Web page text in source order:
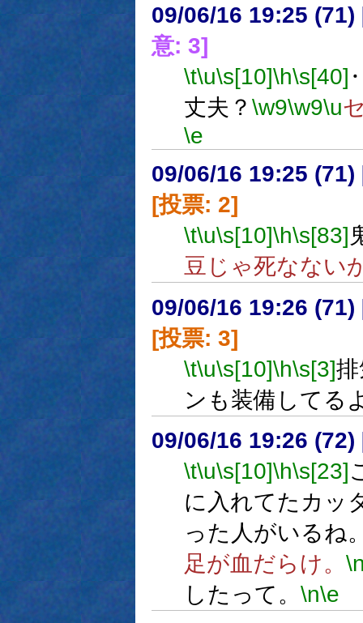
09/06/16 19:25 (71)
意: 3]
\t\u\s[10]\h\s[40]
丈夫？ \w9\w9\u
\e
09/06/16 19:25 (71)
[投票: 2]
\t\u\s[10]\h\s[83]
豆じゃ死なない
09/06/16 19:26 (71)
[投票: 3]
\t\u\s[10]\h\s[3]
ンも装備してる
09/06/16 19:26 (72)
\t\u\s[10]\h\s[23]
に入れてたカッ
った人がいるね
足が血だらけ。
したって。 \n\e